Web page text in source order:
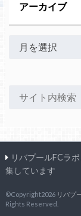
アーカイブ
リバプールFCラボ
集しています
©Copyright2026 リバプ
Rights Reserved.